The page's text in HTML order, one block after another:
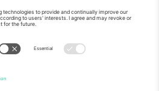
იურიდიული პირი იცვლება